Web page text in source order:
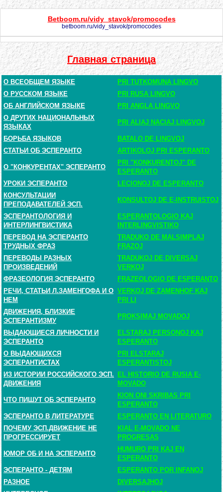
Betboom.ru/vidy_stavok/promocodes
betboom.ru/vidy_stavok/promocodes
Главная страница
О ВСЕОБЩЕМ ЯЗЫКЕ
PRI TUTKOMUNA LINGVO
О РУССКОМ ЯЗЫКЕ
PRI RUSA LINGVO
ОБ АНГЛИЙСКОМ ЯЗЫКЕ
PRI ANGLA LINGVO
О ДРУГИХ НАЦИОНАЛЬНЫХ
ЯЗЫКАХ
PRI ALIAJ NACIAJ LINGVOJ
БОРЬБА ЯЗЫКОВ
BATALO DE LINGVOJ
СТАТЬИ ОБ ЭСПЕРАНТО
ARTIKOLOJ PRI ESPERANTO
О "КОНКУРЕНТАХ" ЭСПЕРАНТО
PRI "KONKURENTOJ" DE
ESPERANTO
УРОКИ ЭСПЕРАНТО
LECIONOJ DE ESPERANTO
КОНСУЛЬТАЦИИ
ПРЕПОДАВАТЕЛЕЙ ЭСП.
KONSULTOJ DE E-INSTRUISTOJ
ЭСПЕРАНТОЛОГИЯ И
ИНТЕРЛИНГВИСТИКА
ESPERANTOLOGIO KAJ
INTERLINGVISTIKO
ПЕРЕВОД НА ЭСПЕРАНТО
ТРУДНЫХ ФРАЗ
TRADUKO DE MALSIMPLAJ
FRAZOJ
ПЕРЕВОДЫ РАЗНЫХ
ПРОИЗВЕДЕНИЙ
TRADUKOJ DE DIVERSAJ
VERKOJ
ФРАЗЕОЛОГИЯ ЭСПЕРАНТО
FRAZEOLOGIO DE ESPERANTO
РЕЧИ, СТАТЬИ Л.ЗАМЕНГОФА И О
НЕМ
VERKOJ DE ZAMENHOF KAJ
PRI LI
ДВИЖЕНИЯ, БЛИЗКИЕ
ЭСПЕРАНТИЗМУ
PROKSIMAJ MOVADOJ
ВЫДАЮЩИЕСЯ ЛИЧНОСТИ И
ЭСПЕРАНТО
ELSTARAJ PERSONOJ KAJ
ESPERANTO
О ВЫДАЮЩИХСЯ
ЭСПЕРАНТИСТАХ
PRI ELSTARAJ
ESPERANTISTOJ
ИЗ ИСТОРИИ РОССИЙСКОГО ЭСП.
ДВИЖЕНИЯ
EL HISTORIO DE RUSIA E-
MOVADO
ЧТО ПИШУТ ОБ ЭСПЕРАНТО
KION ONI SKRIBAS PRI
ESPERANTO
ЭСПЕРАНТО В ЛИТЕРАТУРЕ
ESPERANTO EN LITERATURO
ПОЧЕМУ ЭСП.ДВИЖЕНИЕ НЕ
ПРОГРЕССИРУЕТ
KIAL E-MOVADO NE
PROGRESAS
ЮМОР ОБ И НА ЭСПЕРАНТО
HUMURO PRI KAJ EN
ESPERANTO
ЭСПЕРАНТО - ДЕТЯМ
ESPERANTO POR INFANOJ
РАЗНОЕ
DIVERSAJHOJ